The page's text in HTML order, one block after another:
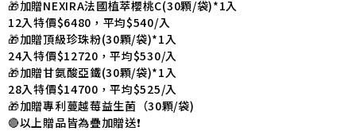
🎁加贈NEXIRA法國植萃櫻桃C(30顆/袋)*1入
12入特價$6480，平均$540/入
🎁加贈頂級珍珠粉(30顆/袋)*1入
24入特價$12720，平均$530/入
🎁加贈甘氨酸亞鐵(30顆/袋)*1入
28入特價$14700，平均$525/入
🎁加贈專利蔓越莓益生菌（30顆/袋)
🔴以上贈品皆為疊加贈送❗